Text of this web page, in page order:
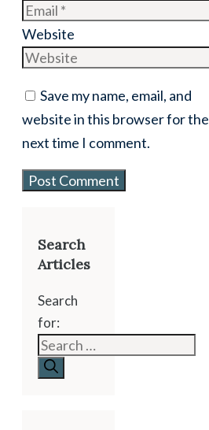
Website
Save my name, email, and
website in this browser for the
next time I comment.
Search
Articles
Search
for: